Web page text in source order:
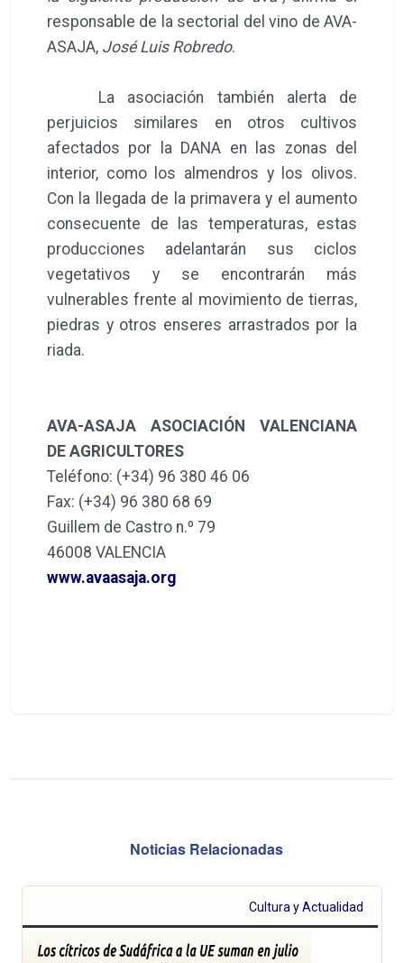
responsable de la sectorial del vino de AVA-
ASAJA, José Luis Robredo.
La asociación también alerta de
perjuicios similares en otros cultivos
afectados por la DANA en las zonas del
interior, como los almendros y los olivos.
Con la llegada de la primavera y el aumento
consecuente de las temperaturas, estas
producciones adelantarán sus ciclos
vegetativos y se encontrarán más
vulnerables frente al movimiento de tierras,
piedras y otros enseres arrastrados por la
riada.
AVA-ASAJA ASOCIACIÓN VALENCIANA
DE AGRICULTORES
Teléfono: (+34) 96 380 46 06
Fax: (+34) 96 380 68 69
Guillem de Castro n.º 79
46008 VALENCIA
www.avaasaja.org
Noticias Relacionadas
Cultura y Actualidad